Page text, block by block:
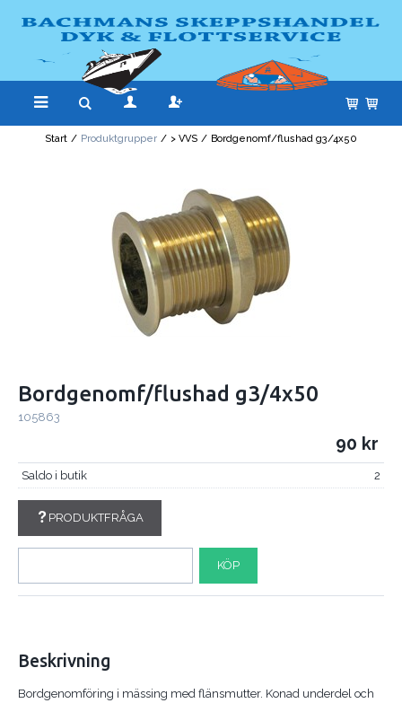
Start / Produktgrupper / > VVS / Bordgenomf/flushad g3/4x50
Bordgenomf/flushad g3/4x50
105863
90
Saldo i butik 2
PRODUKTFRÅGA
KÖP
Beskrivning
Bordgenomföring i mässing med flänsmutter. Konad underdel och